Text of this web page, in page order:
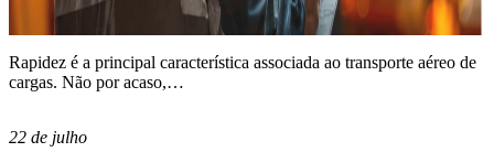
Rapidez é a principal característica associada ao transporte aéreo de
cargas. Não por acaso,…
22 de julho